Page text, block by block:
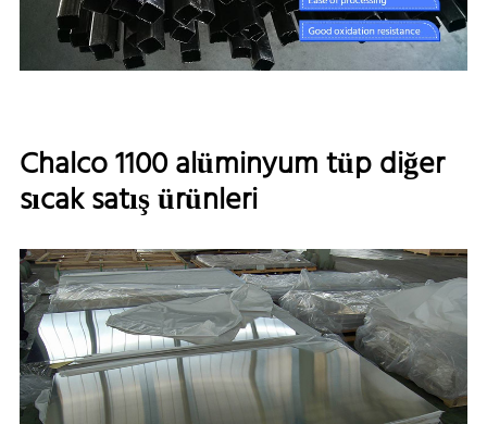
Chalco 1100 alüminyum tüp diğer
sıcak satış ürünleri